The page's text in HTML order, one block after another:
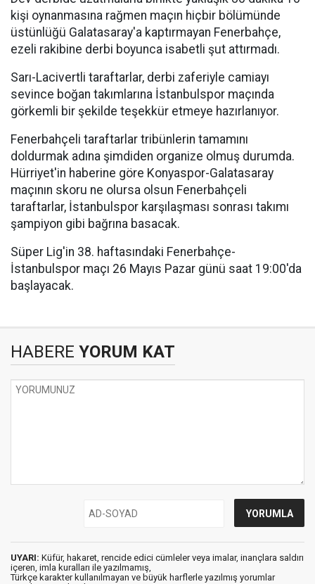
kişi oynanmasına rağmen maçın hiçbir bölümünde
üstünlüğü Galatasaray'a kaptırmayan Fenerbahçe,
ezeli rakibine derbi boyunca isabetli şut attırmadı.
Sarı-Lacivertli taraftarlar, derbi zaferiyle camiayı
sevince boğan takımlarına İstanbulspor maçında
görkemli bir şekilde teşekkür etmeye hazırlanıyor.
Fenerbahçeli taraftarlar tribünlerin tamamını
doldurmak adına şimdiden organize olmuş durumda.
Hürriyet'in haberine göre Konyaspor-Galatasaray
maçının skoru ne olursa olsun Fenerbahçeli
taraftarlar, İstanbulspor karşılaşması sonrası takımı
şampiyon gibi bağrına basacak.
Süper Lig'in 38. haftasındaki Fenerbahçe-
İstanbulspor maçı 26 Mayıs Pazar günü saat 19:00'da
başlayacak.
HABERE YORUM KAT
UYARI: Küfür, hakaret, rencide edici cümleler veya imalar, inançlara saldırı
içeren, imla kuralları ile yazılmamış,
Türkçe karakter kullanılmayan ve büyük harflerle yazılmış yorumlar